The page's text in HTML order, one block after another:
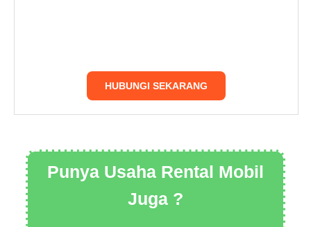
HUBUNGI SEKARANG
Punya Usaha Rental Mobil
Juga ?